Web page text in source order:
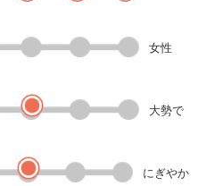
女性
大勢で
にぎやか